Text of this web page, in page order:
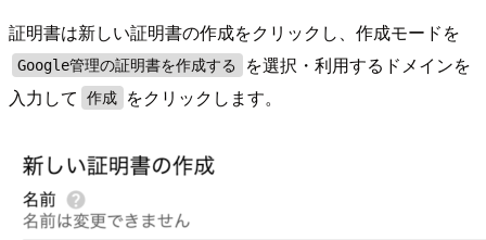
証明書は新しい証明書の作成をクリックし、作成モードを
Google管理の証明書を作成する
を選択・利用するドメインを
入力して
作成 をクリックします。